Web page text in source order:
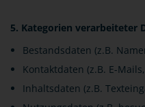
5. Kategorien verarbeiteter
Bestandsdaten (z.B.
Kontaktdaten (z.B. E-
Inhaltsdaten (z.B.